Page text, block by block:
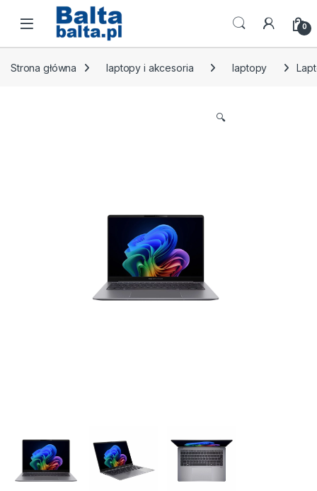
Skip to navigation
Skip to content
Open 0
Strona główna laptopy i akcesoria laptopy
🔍